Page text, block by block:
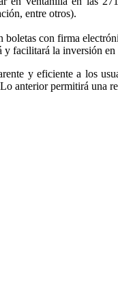
entre otros).
boletas con firma
facilitará la inversión
y eficiente a los
anterior permitirá una